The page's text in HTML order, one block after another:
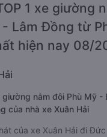
1 xe giường
Lâm Đồng từ
hiện nay 08/
nằm đôi Phù Mỹ -
của nhà xe Xuân Hải
của xe Xuân Hải đi